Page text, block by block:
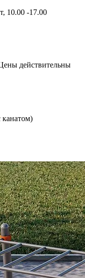
10.00 -17.00
действительны